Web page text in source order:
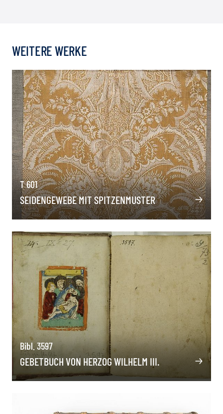
WEITERE WERKE
T 601
SEIDENGEWEBE MIT SPITZENMUSTER
Bibl. 3597
GEBETBUCH VON HERZOG WILHELM III.